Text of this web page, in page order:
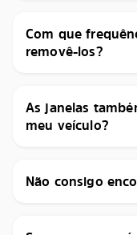
Com que
removê-los?
As janelas
meu veículo?
Não consigo